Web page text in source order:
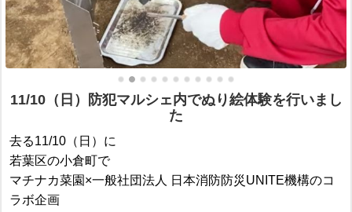
11/10（日）防犯マルシェ内でぬり絵体験を行いまし
た
去る11/10（日）に
若葉区の小倉町で
マチナカ菜園×一般社団法人 日本消防防災UNITE機構のコ
ラボ企画